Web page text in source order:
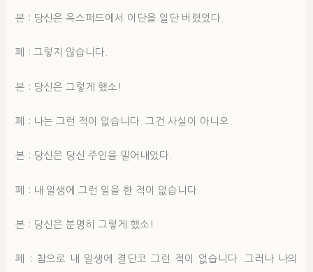
본 : 당신은 옥스퍼드에서 이단을 일단 버렸었다.
페 : 그렇지 않습니다.
본 : 당신은 그렇게 했소!
페 : 나는 그런 적이 없습니다. 그건 사실이 아니오.
본 : 당신은 당신 주인을 밀어내었다.
페 : 내 일생에 그런 일을 한 적이 없습니다.
본 : 당신은 분명히 그렇게 했소!
페 : 참으로 내 일생에 결단코 그런 적이 없습니다. 그러나 나의